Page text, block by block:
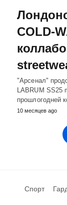
COLD-
"Арсенал"
LABRUM SS25
прошлогодней
10 месяцев ago
Спорт